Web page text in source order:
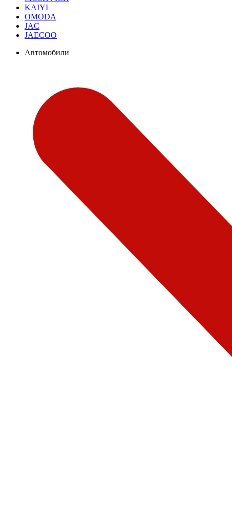
KAIYI
OMODA
JAC
JAECOO
Автомобили